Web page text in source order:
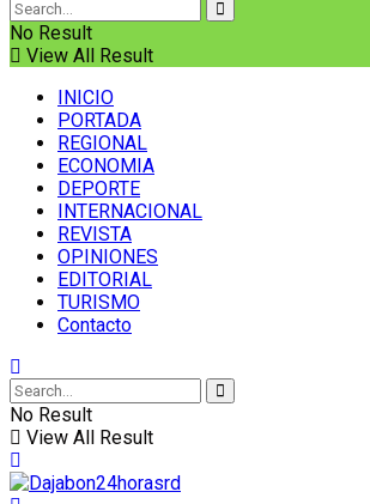
No Result
View All Result
INICIO
PORTADA
REGIONAL
ECONOMIA
DEPORTE
INTERNACIONAL
REVISTA
OPINIONES
EDITORIAL
TURISMO
Contacto
No Result
View All Result